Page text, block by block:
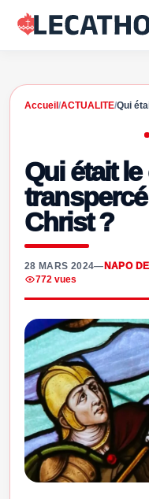
Accueil /ACTUALITE/Qui
Qui était
Christ ?
28 MARS 2024— NAPO
772 vues